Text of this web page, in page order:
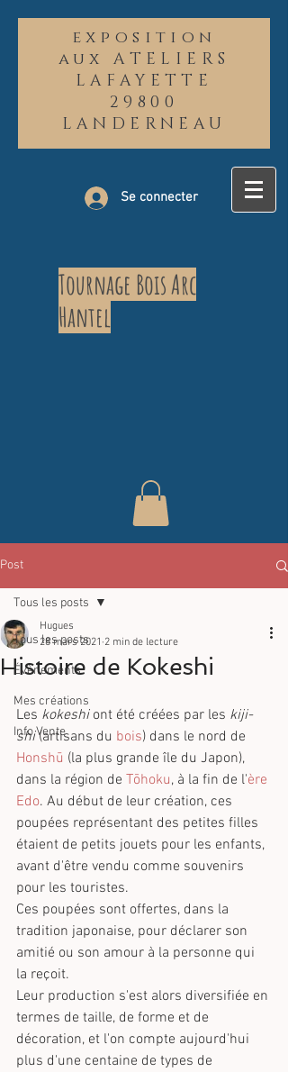
exposition
aux ATELIERS
LAFAYETTE
29800
LANDERNEAU
Se connecter
Tournage Bois Arc
Hantel
Post
Tous les posts
Évènements
Mes créations
Info Vente
Tous les posts
Histoire de Kokeshi
Hugues
28 mars 2021 2 min de lecture
Les kokeshi ont été créées par les kiji-
shi (artisans du bois) dans le nord de
Honshū (la plus grande île du Japon),
dans la région de Tōhoku, à la fin de l'ère
Edo. Au début de leur création, ces
poupées représentant des petites filles
étaient de petits jouets pour les enfants,
avant d'être vendu comme souvenirs
pour les touristes.
Ces poupées sont offertes, dans la
tradition japonaise, pour déclarer son
amitié ou son amour à la personne qui
la reçoit.
Leur production s'est alors diversifiée en
termes de taille, de forme et de
décoration, et l'on compte aujourd'hui
plus d'une centaine de types de